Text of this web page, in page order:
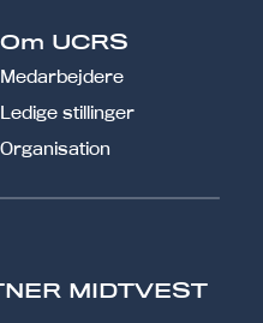
Om UCRS
Medarbejdere
Ledige stillinger
Organisation
MIDTVEST